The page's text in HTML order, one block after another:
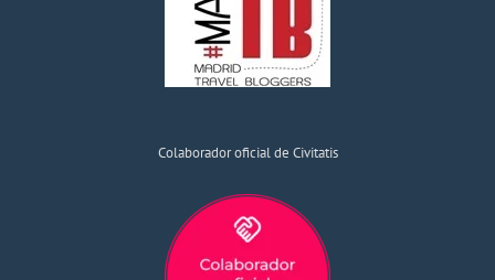
Colaborador oficial de Civitatis